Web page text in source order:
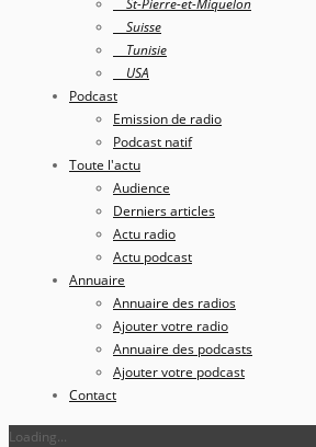
St-Pierre-et-Miquelon
Suisse
Tunisie
USA
Podcast
Emission de radio
Podcast natif
Toute l'actu
Audience
Derniers articles
Actu radio
Actu podcast
Annuaire
Annuaire des radios
Ajouter votre radio
Annuaire des podcasts
Ajouter votre podcast
Contact
Loading...